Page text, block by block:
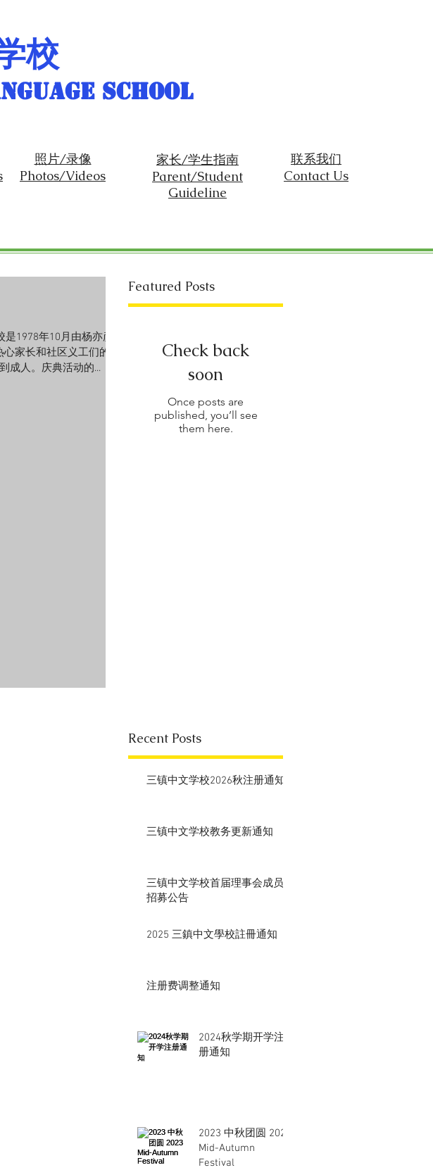
校
School
照片/录像
Photos/Videos
家长/学生指南
Parent/Student
Guideline
联系我们
Contact Us
1978年10月由杨亦彦
家长和社区义工们的支
成人。庆典活动的...
Featured Posts
Check back
soon
Once posts are
published, you’ll see
them here.
Recent Posts
三镇中文学校2026秋注册通知
三镇中文学校教务更新通知
三镇中文学校首届理事会成员
招募公告
2025 三鎮中文學校註冊通知
注册费调整通知
2024秋学期开学注
册通知
2023 中秋团圆 2023
Mid-Autumn
Festival